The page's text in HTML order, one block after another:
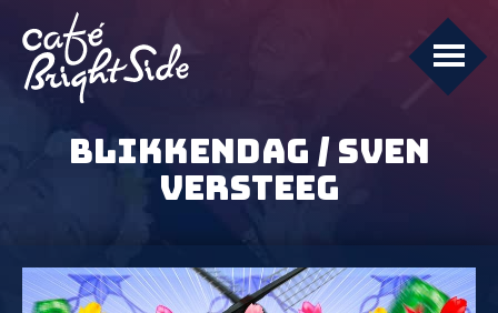
BLIKKENDAG / SVEN
VERSTEEG